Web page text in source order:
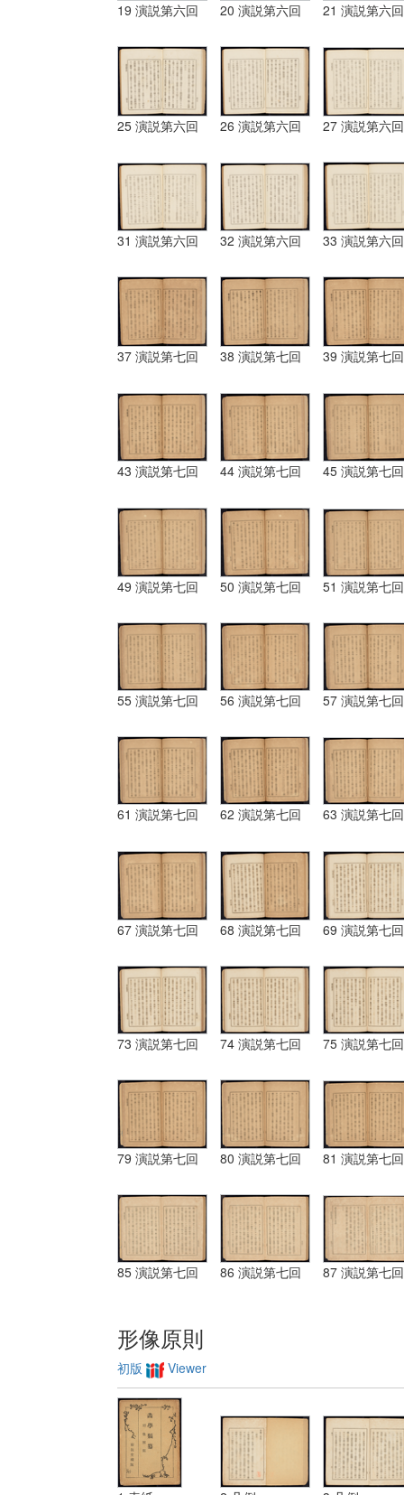
19 演説第六回 20 演説第六回 21 演説第六回
25 演説第六回 26 演説第六回 27 演説第六回
31 演説第六回 32 演説第六回 33 演説第六回
37 演説第七回 38 演説第七回 39 演説第七回
43 演説第七回 44 演説第七回 45 演説第七回
49 演説第七回 50 演説第七回 51 演説第七回
55 演説第七回 56 演説第七回 57 演説第七回
61 演説第七回 62 演説第七回 63 演説第七回
67 演説第七回 68 演説第七回 69 演説第七回
73 演説第七回 74 演説第七回 75 演説第七回
79 演説第七回 80 演説第七回 81 演説第七回
85 演説第七回 86 演説第七回 87 演説第七回
形像原則
初版 Viewer